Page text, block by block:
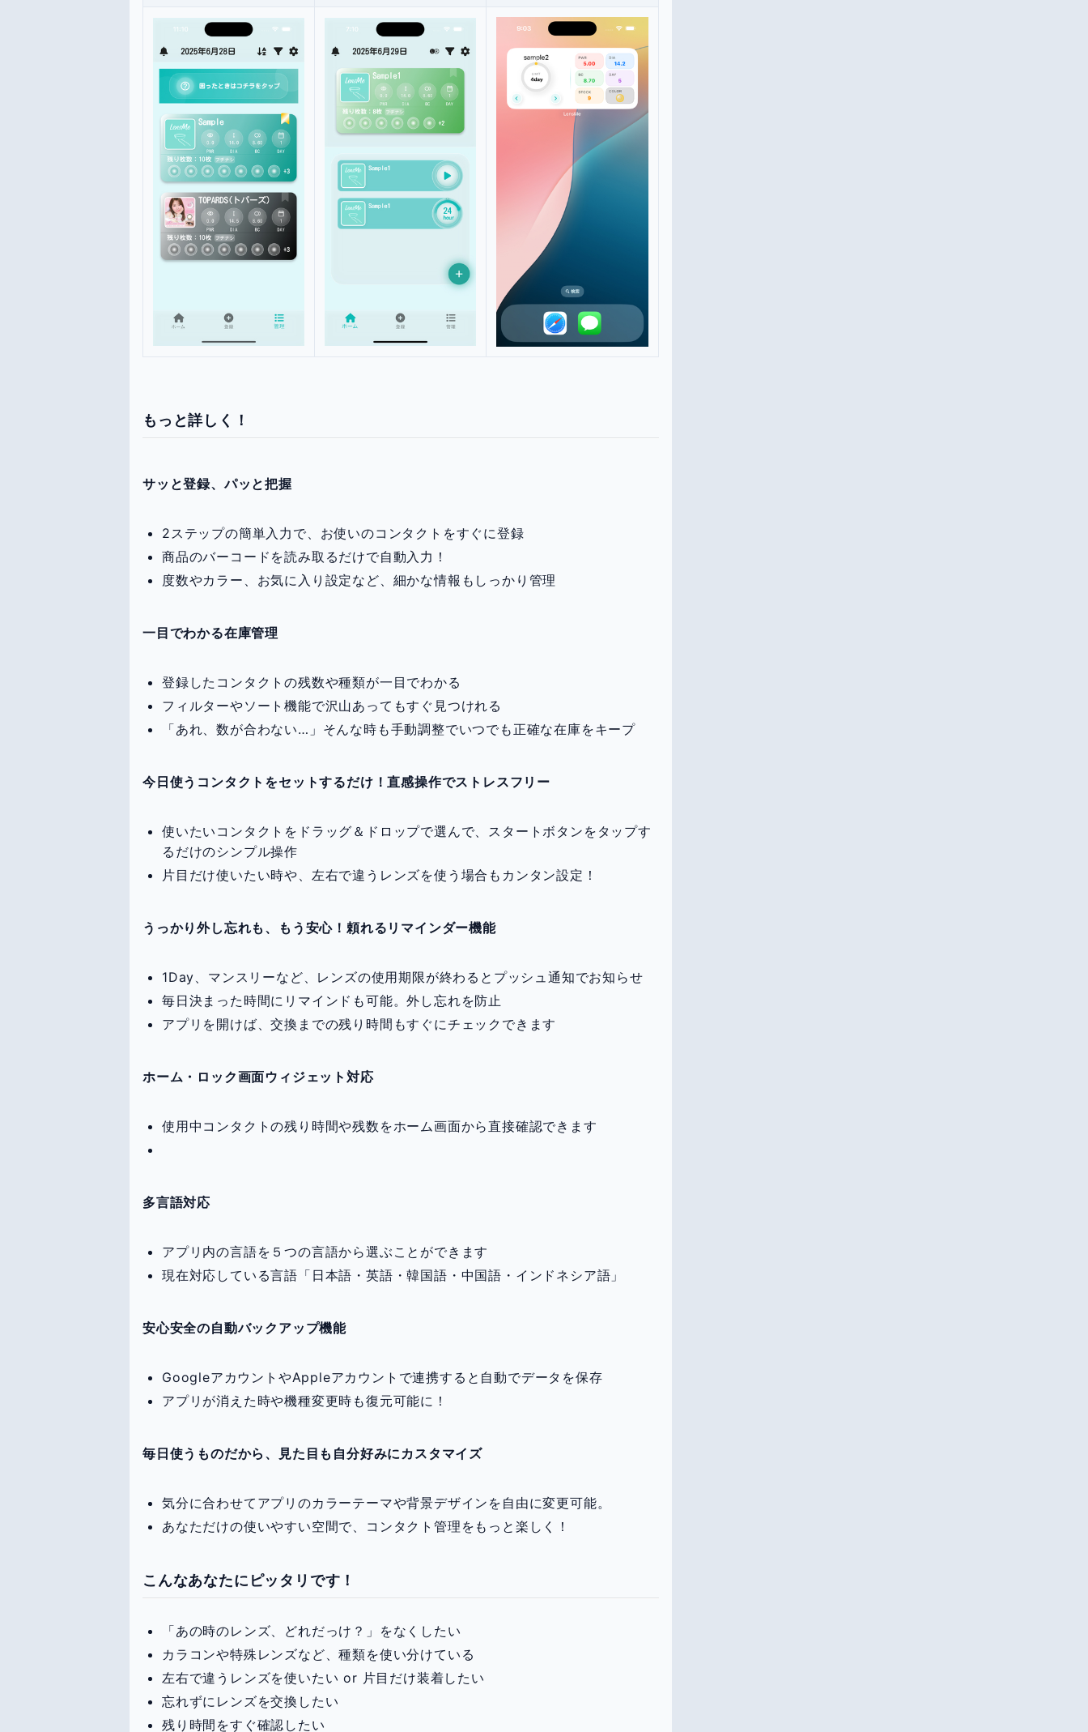
もっと詳しく！
サッと登録、パッと把握
2ステップの簡単入力で、お使いのコンタクトをすぐに登録
商品のバーコードを読み取るだけで自動入力！
度数やカラー、お気に入り設定など、細かな情報もしっかり管理
一目でわかる在庫管理
登録したコンタクトの残数や種類が一目でわかる
フィルターやソート機能で沢山あってもすぐ見つけれる
「あれ、数が合わない…」そんな時も手動調整でいつでも正確な在庫をキープ
今日使うコンタクトをセットするだけ！直感操作でストレスフリー
使いたいコンタクトをドラッグ＆ドロップで選んで、スタートボタンをタップす
るだけのシンプル操作
片目だけ使いたい時や、左右で違うレンズを使う場合もカンタン設定！
うっかり外し忘れも、もう安心！頼れるリマインダー機能
1Day、マンスリーなど、レンズの使用期限が終わるとプッシュ通知でお知らせ
毎日決まった時間にリマインドも可能。外し忘れを防止
アプリを開けば、交換までの残り時間もすぐにチェックできます
ホーム・ロック画面ウィジェット対応
使用中コンタクトの残り時間や残数をホーム画面から直接確認できます
多言語対応
アプリ内の言語を５つの言語から選ぶことができます
現在対応している言語「日本語・英語・韓国語・中国語・インドネシア語」
安心安全の自動バックアップ機能
GoogleアカウントやAppleアカウントで連携すると自動でデータを保存
アプリが消えた時や機種変更時も復元可能に！
毎日使うものだから、見た目も自分好みにカスタマイズ
気分に合わせてアプリのカラーテーマや背景デザインを自由に変更可能。
あなただけの使いやすい空間で、コンタクト管理をもっと楽しく！
こんなあなたにピッタリです！
「あの時のレンズ、どれだっけ？」をなくしたい
カラコンや特殊レンズなど、種類を使い分けている
左右で違うレンズを使いたい or 片目だけ装着したい
忘れずにレンズを交換したい
残り時間をすぐ確認したい